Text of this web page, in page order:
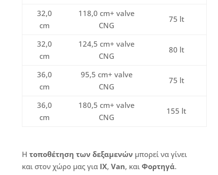
32,0
cm
118,0 cm+ valve
CNG
75 lt
32,0
cm
124,5 cm+ valve
CNG
80 lt
36,0
cm
95,5 cm+ valve
CNG
75 lt
36,0
cm
180,5 cm+ valve
CNG
155 lt
Η τοποθέτηση των δεξαμενώνμπορεί να γίνει
και στον χώρο μας για ΙΧ, Van, και Φορτηγά.